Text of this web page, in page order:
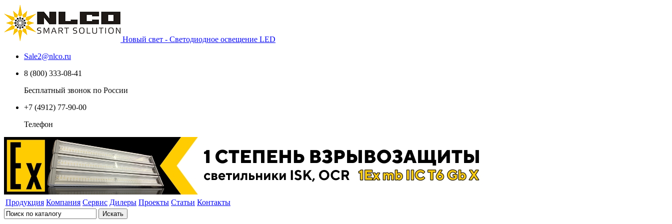
Новый свет - Светодиодное освещение LED
Sale2@nlco.ru
8 (800) 333-08-41
Бесплатный звонок по России
+7 (4912) 77-90-00
Телефон
Продукция Компания Сервис Дилеры Проекты Статьи Контакты